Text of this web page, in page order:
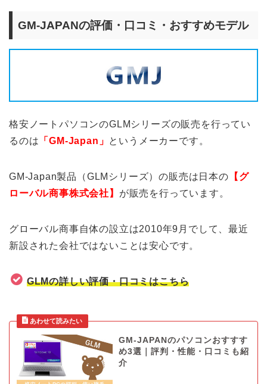
GM-JAPANの評価・口コミ・おすすめモデル
格安ノートパソコンのGLMシリーズの販売を行ってい
るのは 「GM-Japan」 というメーカーです。
GM-Japan製品（GLMシリーズ）の販売は日本の 【グ
ローバル商事株式会社】 が販売を行っています。
グローバル商事自体の設立は2010年9月でして、最近
新設された会社ではないことは安心です。
GLMの詳しい評価・口コミはこちら
GM-JAPANのパソコンおすすす
め3選｜評判・性能・口コミも紹
介